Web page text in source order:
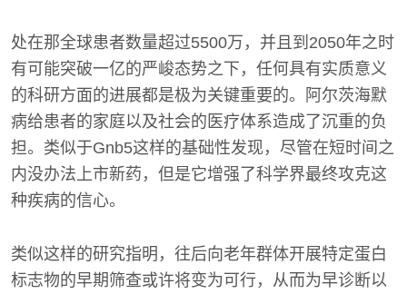
处在那全球患者数量超过5500万，并且到2050年之时
有可能突破一亿的严峻态势之下，任何具有实质意义
的科研方面的进展都是极为关键重要的。阿尔茨海默
病给患者的家庭以及社会的医疗体系造成了沉重的负
担。类似于Gnb5这样的基础性发现，尽管在短时间之
内没办法上市新药，但是它增强了科学界最终攻克这
种疾病的信心。
类似这样的研究指明，往后向老年群体开展特定蛋白
标志物的早期筛查或许将变为可行，从而为早诊断以